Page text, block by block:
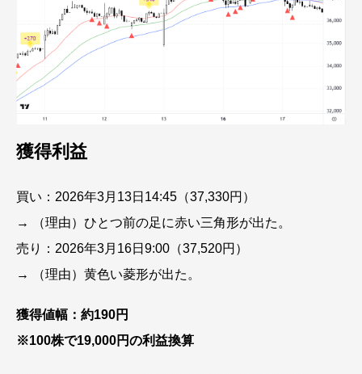
獲得利益
買い：2026年3月13日14:45（37,330円）
→ （理由）ひとつ前の足に赤い三角形が出た。
売り：2026年3月16日9:00（37,520円）
→ （理由）黄色い菱形が出た。
獲得値幅：約190円
※100株で19,000円の利益換算